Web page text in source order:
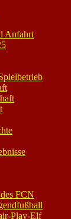
Anfahrt
FCN
Play-Elf